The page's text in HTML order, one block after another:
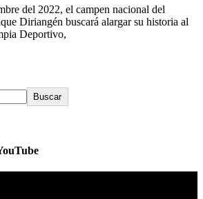
del 2022, el campen nacional del
Diriangén buscará alargar su historia al
Deportivo,
Buscar